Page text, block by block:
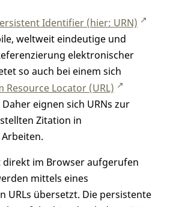
Identifier (hier: URN)
weltweit eindeutige und
elektronischer
so auch bei einem sich
Resource Locator (URL)
eignen sich URNs zur
Zitation in
direkt im Browser aufgerufen
mittels eines
URLs übersetzt. Die persistente